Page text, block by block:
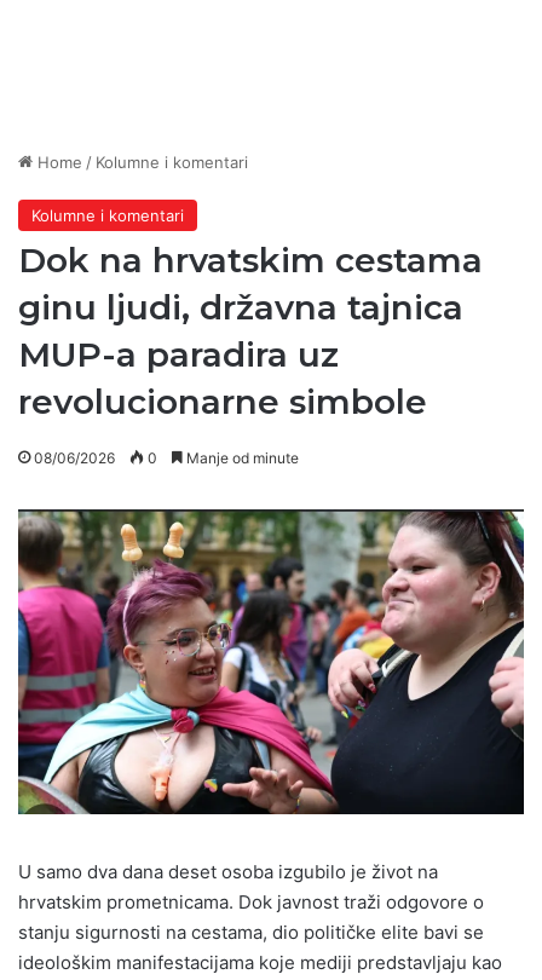
Home / Kolumne i komentari
Kolumne i komentari
Dok na hrvatskim cestama
ginu ljudi, državna tajnica
MUP-a paradira uz
revolucionarne simbole
08/06/2026 0 Manje od minute
U samo dva dana deset osoba izgubilo je život na
hrvatskim prometnicama. Dok javnost traži odgovore o
stanju sigurnosti na cestama, dio političke elite bavi se
ideološkim manifestacijama koje mediji predstavljaju kao